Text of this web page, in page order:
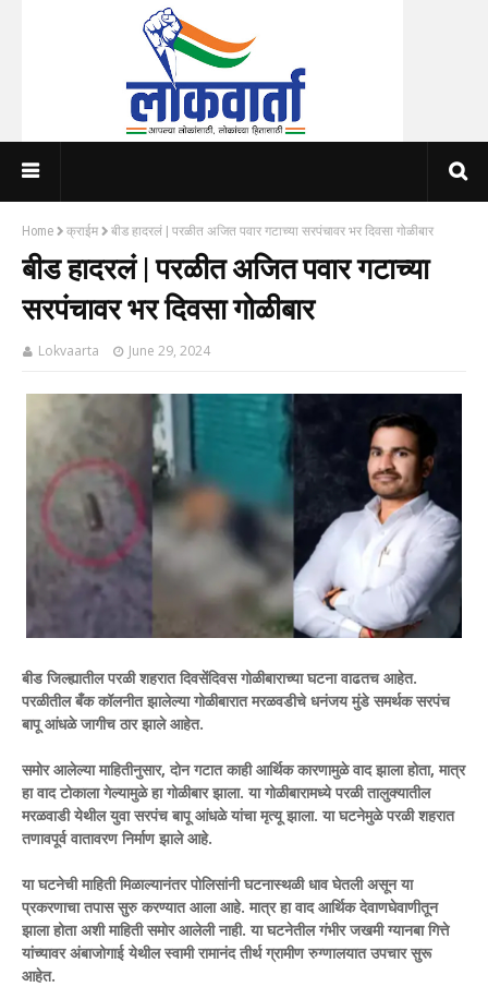
Home क्राईम बीड हादरलं | परळीत अजित पवार गटाच्या सरपंचावर भर दिवसा गोळीबार
बीड हादरलं | परळीत अजित पवार गटाच्या
सरपंचावर भर दिवसा गोळीबार
Lokvaarta June 29, 2024
बीड जिल्ह्यातील परळी शहरात दिवसेंदिवस गोळीबाराच्या घटना वाढतच आहेत.
परळीतील बँक कॉलनीत झालेल्या गोळीबारात मरळवडीचे धनंजय मुंडे समर्थक सरपंच
बापू आंधळे जागीच ठार झाले आहेत.
समोर आलेल्या माहितीनुसार, दोन गटात काही आर्थिक कारणामुळे वाद झाला होता, मात्र
हा वाद टोकाला गेल्यामुळे हा गोळीबार झाला. या गोळीबारामध्ये परळी तालुक्यातील
मरळवाडी येथील युवा सरपंच बापू आंधळे यांचा मृत्यू झाला. या घटनेमुळे परळी शहरात
तणावपूर्व वातावरण निर्माण झाले आहे.
या घटनेची माहिती मिळाल्यानंतर पोलिसांनी घटनास्थळी धाव घेतली असून या
प्रकरणाचा तपास सुरु करण्यात आला आहे. मात्र हा वाद आर्थिक देवाणघेवाणीतून
झाला होता अशी माहिती समोर आलेली नाही. या घटनेतील गंभीर जखमी ग्यानबा गित्ते
यांच्यावर अंबाजोगाई येथील स्वामी रामानंद तीर्थ ग्रामीण रुग्णालयात उपचार सुरू
आहेत.